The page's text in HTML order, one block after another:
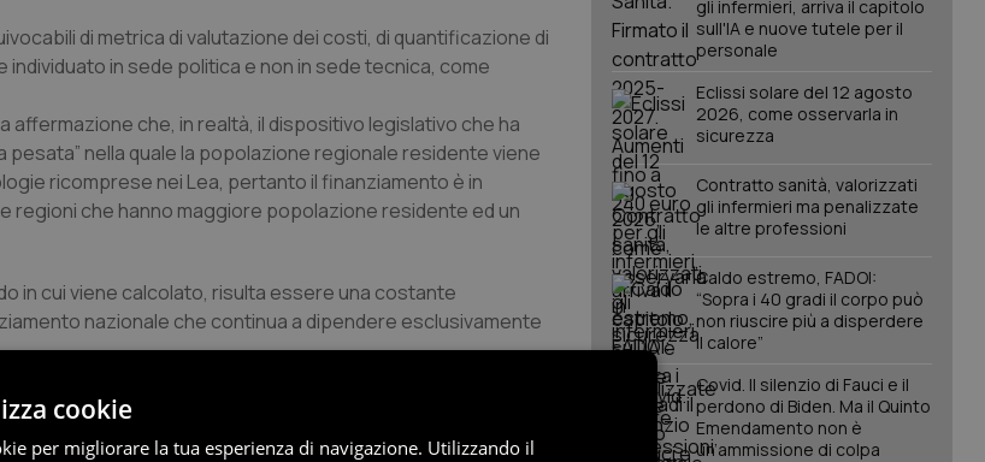
di metrica di valutazione dei costi, di quantificazione di
in sede politica e non in sede tecnica, come
che, in realtà, il dispositivo legislativo che ha
nella quale la popolazione regionale residente viene
ricomprese nei Lea, pertanto il finanziamento è in
regioni che hanno maggiore popolazione residente ed un
in cui viene calcolato, risulta essere una costante
nazionale che continua a dipendere esclusivamente
valutazione degli outcome o degli output/outcome. Risulta
possibilità di valutare efficienza di questo settore
gli infermieri, arriva il capitolo
sull'IA e nuove tutele per il
personale
Eclissi solare del 12 agosto
2026, come osservarla in
sicurezza
Contratto sanità, valorizzati
gli infermieri ma penalizzate
le altre professioni
Caldo estremo, FADOI:
“Sopra i 40 gradi il corpo può
non riuscire più a disperdere
il calore”
Covid. Il silenzio di Fauci e il
perdono di Biden. Ma il Quinto
Emendamento non è
un’ammissione di colpa
cookie
per migliorare la tua esperienza di navigazione. Utilizzando il